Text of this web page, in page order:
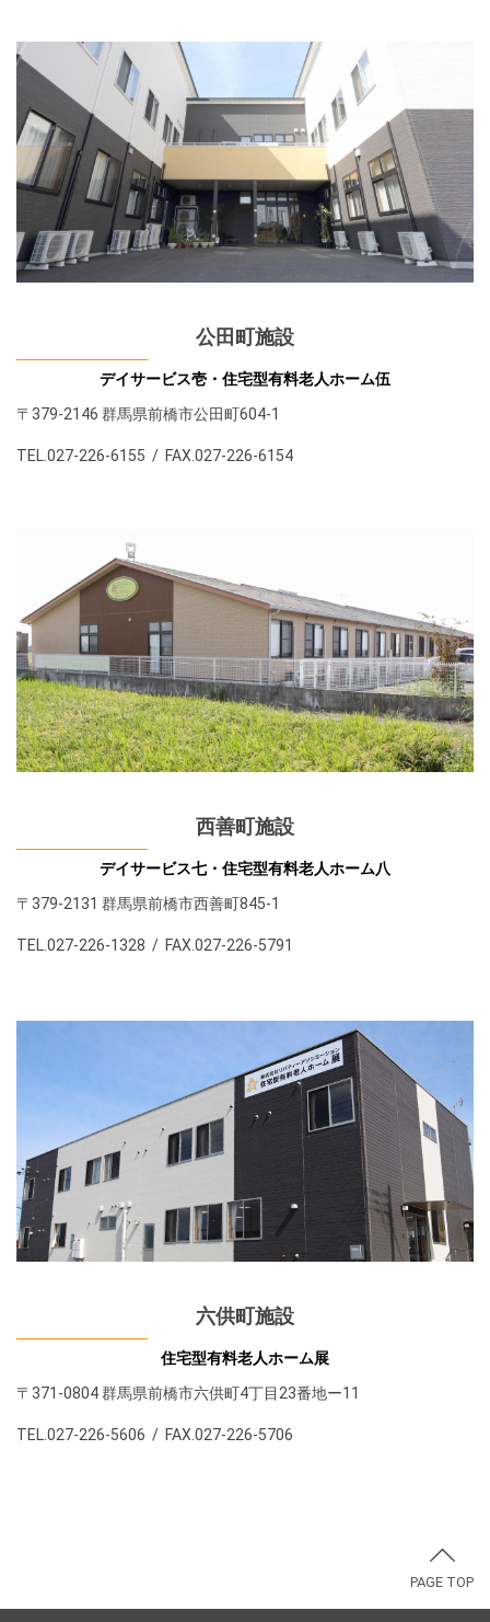
公田町施設
デイサービス壱・住宅型有料老人ホーム伍
〒379-2146 群馬県前橋市公田町604-1
TEL.027-226-6155 / FAX.027-226-6154
西善町施設
デイサービス七・住宅型有料老人ホーム八
〒379-2131 群馬県前橋市西善町845-1
TEL.027-226-1328 / FAX.027-226-5791
六供町施設
住宅型有料老人ホーム展
〒371-0804 群馬県前橋市六供町4丁目23番地ー11
TEL.027-226-5606 / FAX.027-226-5706
PAGE TOP